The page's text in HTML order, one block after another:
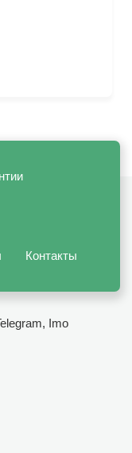
Контакты
Imo